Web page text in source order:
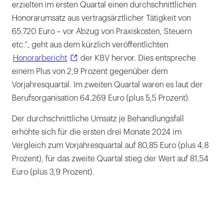
erzielten im ersten Quartal einen durchschnittlichen
Honorarumsatz aus vertragsärztlicher Tätigkeit von
65.720 Euro – vor Abzug von Praxiskosten, Steuern
etc.“, geht aus dem kürzlich veröffentlichten
Honorarbericht
der KBV hervor. Dies entspreche
einem Plus von 2,9 Prozent gegenüber dem
Vorjahresquartal. Im zweiten Quartal waren es laut der
Berufsorganisation 64.269 Euro (plus 5,5 Prozent).
Der durchschnittliche Umsatz je Behandlungsfall
erhöhte sich für die ersten drei Monate 2024 im
Vergleich zum Vorjahresquartal auf 80,85 Euro (plus 4,8
Prozent), für das zweite Quartal stieg der Wert auf 81,54
Euro (plus 3,9 Prozent).